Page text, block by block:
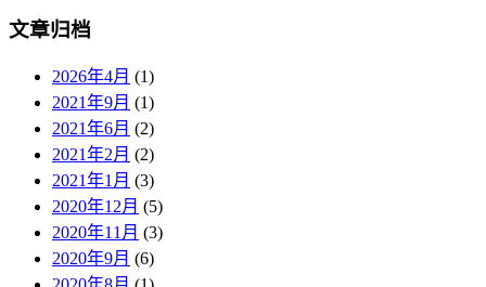
文章归档
2026年4月 (1)
2021年9月 (1)
2021年6月 (2)
2021年2月 (2)
2021年1月 (3)
2020年12月 (5)
2020年11月 (3)
2020年9月 (6)